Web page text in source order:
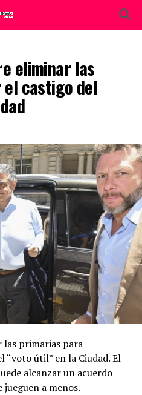
eliminar las
castigo del
las primarias para
“voto útil” en la Ciudad. El
alcanzar un acuerdo
a menos.